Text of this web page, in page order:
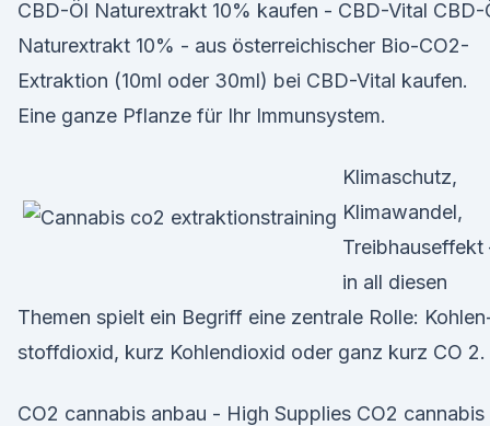
CBD-Öl Naturextrakt 10% kaufen - CBD-Vital CBD-
Naturextrakt 10% - aus österreichischer Bio-CO2-
Extraktion (10ml oder 30ml) bei CBD-Vital kaufen.
Eine ganze Pflanze für Ihr Immunsystem.
Klima­schutz,
Klima­wandel,
Treibhaus­effekt
in all diesen
Themen spielt ein Begriff eine zentrale Rolle:
stoff­dioxid, kurz Kohlen­dioxid oder ganz kurz CO 2.
CO2 cannabis anbau - High Supplies CO2 cannabis